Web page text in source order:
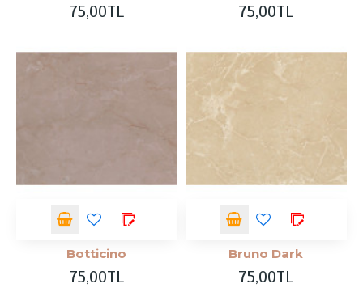
75,00TL 75,00TL
Botticino
75,00TL
Bruno Dark
75,00TL